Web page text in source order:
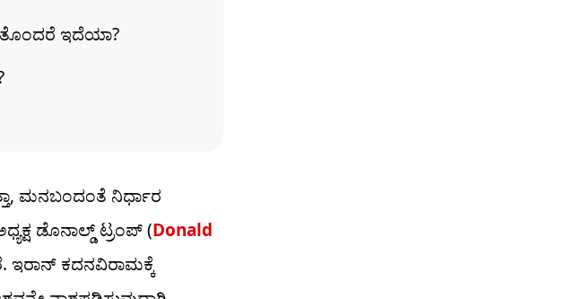
ಇದೆಯಾ?
ಮನಬಂದಂತೆ ನಿರ್ಧಾರ
ಡೊನಾಲ್ಡ್ ಟ್ರಂಪ್ (Donald
ಇರಾನ್ ಕದನವಿರಾಮಕ್ಕೆ